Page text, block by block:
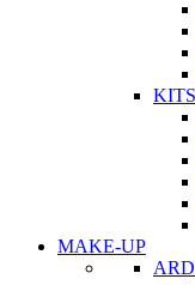
KITS
MAKE-UP